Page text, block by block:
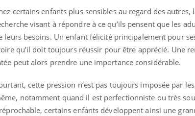
certains enfants plus sensibles au regard des
visant à répondre à ce qu’ils pensent que les
leurs besoins. Un enfant félicité principalement pour
qu’il doit toujours réussir pour être apprécié. Une
peut alors prendre une importance considérable.
cette pression n’est pas toujours imposée par
notamment quand il est perfectionniste ou très
certains enfants développent ainsi une
des Mains : se
l’été !Youtube
et avec lui, un tout nouveau
! Vacances, plage, piscine,
en plein air… Nos mains
Youtube
Diabète & Ramadan
nombreuses personnes
diabète, c'est une période
défis, mais ...